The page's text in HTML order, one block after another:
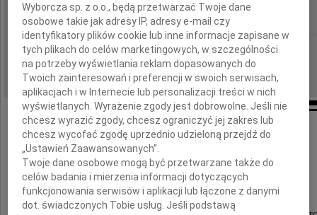
IMIĘ I NAZWISKO:
REGION: Katowice
DATA EMISJI: 29.06.2026
Serdecznemu Przyjacielowi
Krystianowi Markiewiczowi
Wyborcza sp. z o.o., będą przetwarzać Twoje dane
osobowe takie jak adresy IP, adresy e-mail czy
identyfikatory plików cookie lub inne informacje zapisane w
tych plikach do celów marketingowych, w szczególności
na potrzeby wyświetlania reklam dopasowanych do
Twoich zainteresowań i preferencji w swoich serwisach,
aplikacjach i w Internecie lub personalizacji treści w nich
wyświetlanych. Wyrażenie zgody jest dobrowolne. Jeśli nie
chcesz wyrazić zgody, chcesz ograniczyć jej zakres lub
chcesz wycofać zgodę uprzednio udzieloną przejdź do
„Ustawień Zaawansowanych”.
Twoje dane osobowe mogą być przetwarzane także do
celów badania i mierzenia informacji dotyczących
funkcjonowania serwisów i aplikacji lub łączone z danymi
dot. świadczonych Tobie usług. Jeśli podstawą